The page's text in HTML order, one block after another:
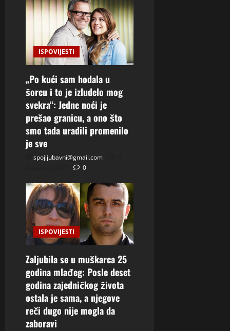
ISPOVIJESTI
„Po kući sam hodala u
šorcu i to je izludelo mog
svekra“: Jedne noći je
prešao granicu, a ono što
smo tada uradili promenilo
je sve
spojljubavni@gmail.com
0
ISPOVIJESTI
Zaljubila se u muškarca 25
godina mlađeg: Posle deset
godina zajedničkog života
ostala je sama, a njegove
reči dugo nije mogla da
zaboravi